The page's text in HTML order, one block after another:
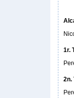
1r.
2n.